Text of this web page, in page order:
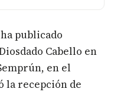
publicado
Cabello en
en el
la recepción de